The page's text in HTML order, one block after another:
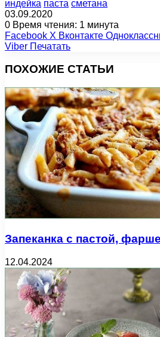
индейка паста сметана
03.09.2020
0 Время чтения: 1 минута
Facebook X Вконтакте
Viber Печатать
ПОХОЖИЕ СТАТЬИ
Запеканка с пастой,
12.04.2024